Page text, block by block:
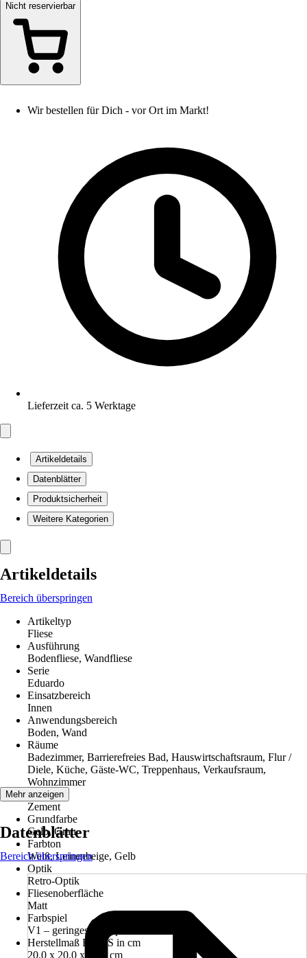
Nicht reservierbar
Wir bestellen für Dich - vor Ort im Markt!
Lieferzeit ca. 5 Werktage
Artikeldetails
Datenblätter
Produktsicherheit
Weitere Kategorien
Artikeldetails
Bereich überspringen
Artikeltyp
Fliese
Ausführung
Bodenfliese, Wandfliese
Serie
Eduardo
Einsatzbereich
Innen
Anwendungsbereich
Boden, Wand
Räume
Badezimmer, Barrierefreies Bad, Hauswirtschaftsraum, Flur /
Diele, Küche, Gäste-WC, Treppenhaus, Verkaufsraum,
Wohnzimmer
Material
Zement
Grundfarbe
Gelb, Grau
Farbton
Weiß, Leinenbeige, Gelb
Optik
Retro-Optik
Fliesenoberfläche
Matt
Farbspiel
V1 – geringes Farbspiel
Herstellmaß BxLxS in cm
20.0 x 20.0 x 1.60 cm
Mehr anzeigen
Datenblätter
Bereich überspringen